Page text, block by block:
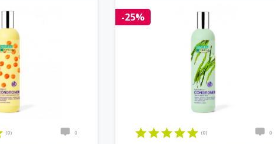
(0) 0
-25%
(0) 0